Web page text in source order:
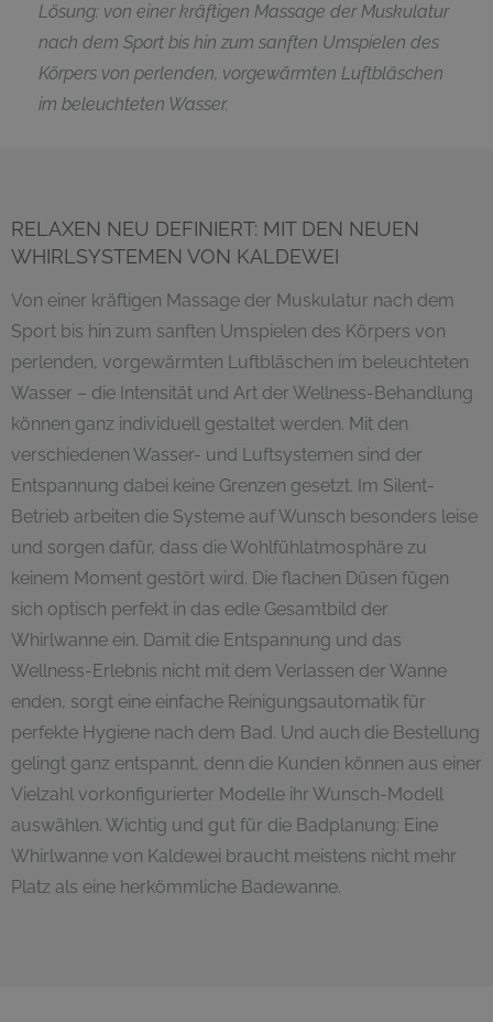
Lösung: von einer kräftigen Massage der Muskulatur
nach dem Sport bis hin zum sanften Umspielen des
Körpers von perlenden, vorgewärmten Luftbläschen
im beleuchteten Wasser.
RELAXEN NEU DEFINIERT: MIT DEN NEUEN
WHIRLSYSTEMEN VON KALDEWEI
Von einer kräftigen Massage der Muskulatur nach dem
Sport bis hin zum sanften Umspielen des Körpers von
perlenden, vorgewärmten Luftbläschen im beleuchteten
Wasser – die Intensität und Art der Wellness-Behandlung
können ganz individuell gestaltet werden. Mit den
verschiedenen Wasser- und Luftsystemen sind der
Entspannung dabei keine Grenzen gesetzt. Im Silent-
Betrieb arbeiten die Systeme auf Wunsch besonders leise
und sorgen dafür, dass die Wohlfühlatmosphäre zu
keinem Moment gestört wird. Die flachen Düsen fügen
sich optisch perfekt in das edle Gesamtbild der
Whirlwanne ein. Damit die Entspannung und das
Wellness-Erlebnis nicht mit dem Verlassen der Wanne
enden, sorgt eine einfache Reinigungsautomatik für
perfekte Hygiene nach dem Bad. Und auch die Bestellung
gelingt ganz entspannt, denn die Kunden können aus einer
Vielzahl vorkonfigurierter Modelle ihr Wunsch-Modell
auswählen. Wichtig und gut für die Badplanung: Eine
Whirlwanne von Kaldewei braucht meistens nicht mehr
Platz als eine herkömmliche Badewanne.